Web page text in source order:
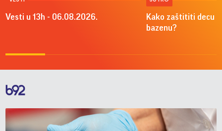
Vesti u 13h - 06.08.2026.
Kako zaštititi decu
bazenu?